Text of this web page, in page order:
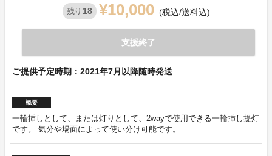
残り 18 ¥10,000 (税込/送料込)
支援終了
ご提供予定時期：2021年7月以降随時発送
概要
一輪挿しとして、または灯りとして、2wayで使用できる一輪挿し提灯
です。 気分や場面によって使い分け可能です。